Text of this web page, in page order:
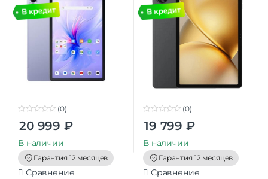
o
t
o
f
5
(0)
20 999 ₽
В наличии
Гарантия 12 месяцев
Сравнение
t
o
f
5
(0)
19 799 ₽
В наличии
Гарантия 12 месяцев
Сравнение